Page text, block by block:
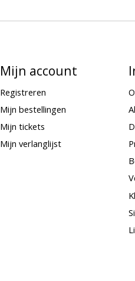
Mijn account
Registreren
Mijn bestellingen
Mijn tickets
Mijn verlanglijst